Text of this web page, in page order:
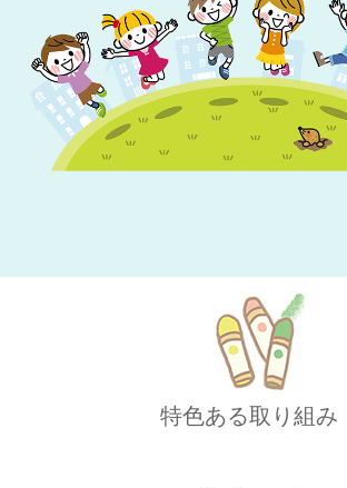
特色ある取り組み